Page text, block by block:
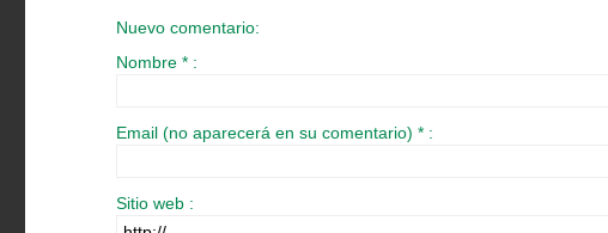
Nuevo comentario:
Nombre * :
Email (no aparecerá en su comentario) * :
Sitio web :